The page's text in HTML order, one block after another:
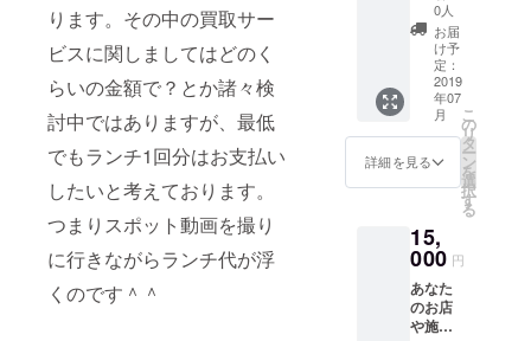
ります。その中の買取サー
ビスに関しましてはどのく
らいの金額で？とか諸々検
討中ではありますが、最低
でもランチ1回分はお支払い
したいと考えております。
つまりスポット動画を撮り
に行きながらランチ代が浮
くのです＾＾
分とし
て使用
出来ま
す。
メール
にてご
希望の
スポッ
ト先情
お送り
頂く
成後の
サイト
の案内
の数
字】を
本文に
記載の
上、
LINEに
てご返
信下さ
い。
行く権
利。 ど
なたで
もお気
軽にど
うぞ。
アポ取
りもも
ちろん
私が行
いま
ロジェ
クト終
了後、
日程調
整の
メッ
0人
お届
け予
定：
2019
年07
月
詳細を見る
こ
の
リ
タ
ー
ン
を
選
択
す
る
15,
000 円
あなた
のお店
や施設